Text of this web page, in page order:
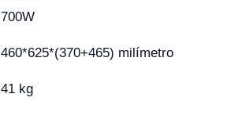
700W
460*625*(370+465) milímetro
41 kg